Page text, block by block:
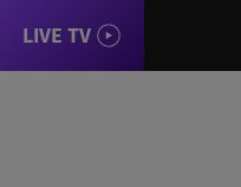
LIVE TV